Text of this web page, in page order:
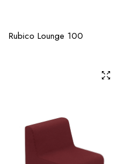
Rubico Lounge 100